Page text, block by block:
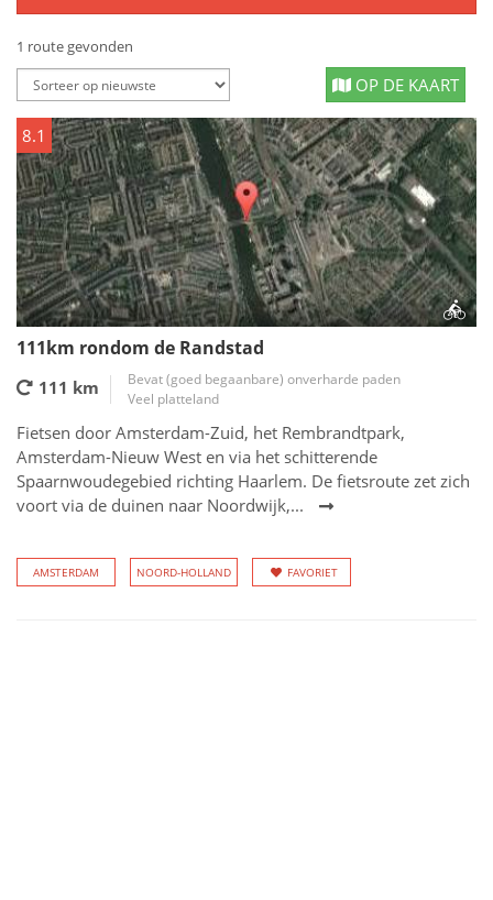
1 route gevonden
OP DE KAART
8.1
111km rondom de Randstad
111 km
Bevat (goed begaanbare) onverharde paden
Veel platteland
Fietsen door Amsterdam-Zuid, het Rembrandtpark,
Amsterdam-Nieuw West en via het schitterende
Spaarnwoudegebied richting Haarlem. De fietsroute zet zich
voort via de duinen naar Noordwijk,...
AMSTERDAM NOORD-HOLLAND FAVORIET